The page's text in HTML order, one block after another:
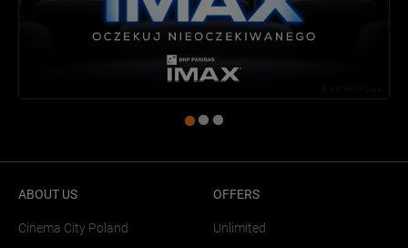
ABOUT US
Cinema City Poland
OFFERS
Unlimited